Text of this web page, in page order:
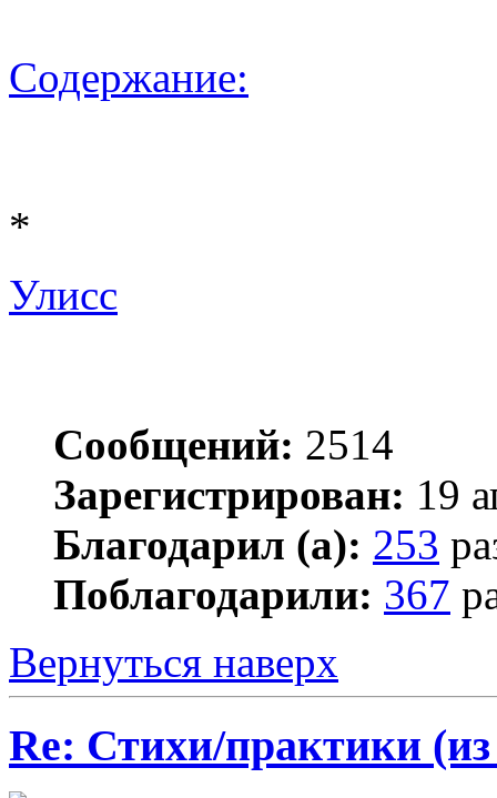
Содержание:
*
Улисс
Сообщений: 2514
Зарегистрирован: 19
Благодарил (а): 253
Поблагодарили: 367
Вернуться наверх
Re: Стихи/практики